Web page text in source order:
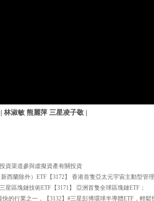
林淑敏 熊麗萍 三星凌子敬 |
資渠道參與虛擬資產有關投資
蘭除外）ETF【3172】 香港首隻亞太元宇宙主動型管理
區塊鏈技術ETF【3171】 亞洲首隻全球區塊鏈ETF；
的行業之一，【3132】#三星彭博環球半導體ETF，輕鬆